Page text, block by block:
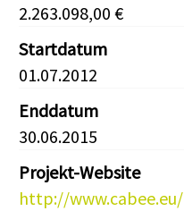
2.263.098,00 €
Startdatum
01.07.2012
Enddatum
30.06.2015
Projekt-Website
http://www.cabee.eu/